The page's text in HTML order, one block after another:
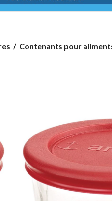
Contenants pour